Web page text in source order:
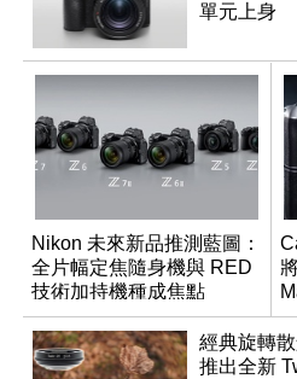
單元上身
Nikon 未來新品推測藍圖：
全片幅定焦隨身機與 RED
技術加持機種成焦點
經典旋轉
推出全新